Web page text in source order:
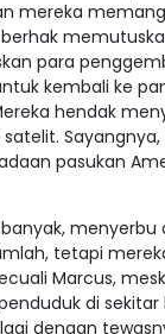
mereka
para
kembali ke
hendak
Sayangnya,
pasukan
menyerbu
tetapi
Marcus,
di sekitar
dengan